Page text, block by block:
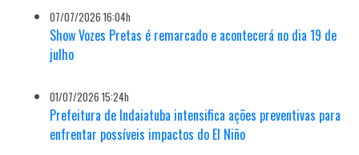
07/07/2026 16:04h
Show Vozes Pretas é remarcado e acontecerá no dia 19 de
julho
01/07/2026 15:24h
Prefeitura de Indaiatuba intensifica ações preventivas para
enfrentar possíveis impactos do El Niño